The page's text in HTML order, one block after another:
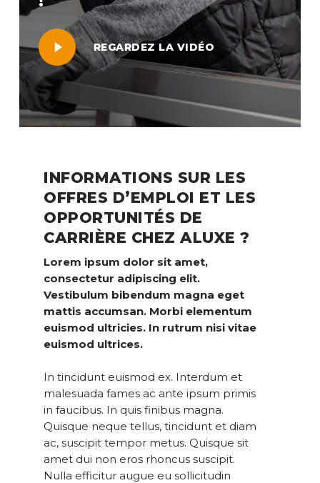
Play
Video
REGARDEZ LA VIDÉO
INFORMATIONS SUR LES
OFFRES D’EMPLOI ET LES
OPPORTUNITÉS DE
CARRIÈRE CHEZ ALUXE ?
Lorem ipsum dolor sit amet,
consectetur adipiscing elit.
Vestibulum bibendum magna eget
mattis accumsan. Morbi elementum
euismod ultricies. In rutrum nisi vitae
euismod ultrices.
In tincidunt euismod ex. Interdum et
malesuada fames ac ante ipsum primis
in faucibus. In quis finibus magna.
Quisque neque tellus, tincidunt et diam
ac, suscipit tempor metus. Quisque sit
amet dui non eros rhoncus suscipit.
Nulla efficitur augue eu sollicitudin